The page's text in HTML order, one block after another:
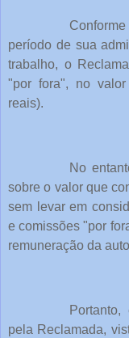
período de sua
trabalho, o
"por fora", no
reais).
No
sobre o valor que
sem levar em
e comissões "por
remuneração da
pela Reclamada,